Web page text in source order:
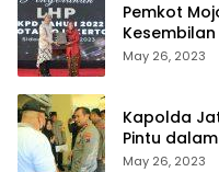
Pemkot
Jawa Timur
May 26, 2023
Kapolda
Pintu
Berkah
May 26, 2023